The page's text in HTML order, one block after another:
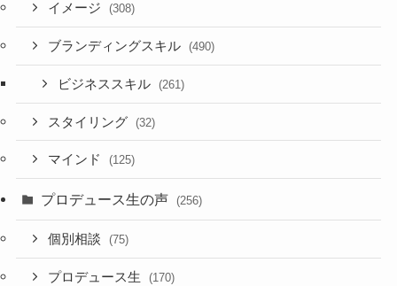
イメージ (308)
ブランディングスキル (490)
ビジネススキル (261)
スタイリング (32)
マインド (125)
プロデュース生の声 (256)
個別相談 (75)
プロデュース生 (170)